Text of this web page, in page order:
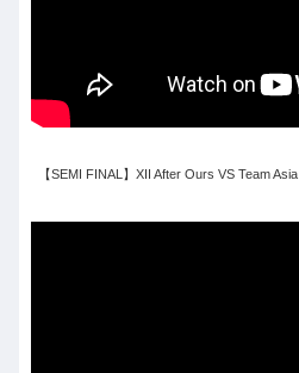
【SEMI FINAL】XII After Ours VS Team Asia